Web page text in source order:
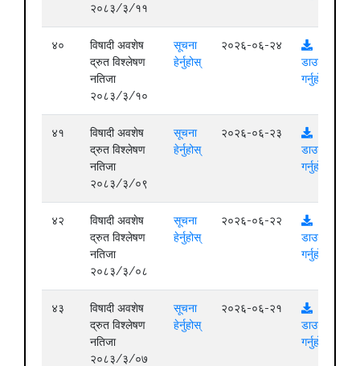
२०८३/३/११
४०
विषादी अवशेष
द्रुत विश्लेषण
नतिजा
२०८३/३/१०
सूचना
हेर्नुहोस्
२०२६-०६-२४
डाउनलोड
गर्नुहोस्
४१
विषादी अवशेष
द्रुत विश्लेषण
नतिजा
२०८३/३/०९
सूचना
हेर्नुहोस्
२०२६-०६-२३
डाउनलोड
गर्नुहोस्
४२
विषादी अवशेष
द्रुत विश्लेषण
नतिजा
२०८३/३/०८
सूचना
हेर्नुहोस्
२०२६-०६-२२
डाउनलोड
गर्नुहोस्
४३
विषादी अवशेष
द्रुत विश्लेषण
नतिजा
२०८३/३/०७
सूचना
हेर्नुहोस्
२०२६-०६-२१
डाउनलोड
गर्नुहोस्